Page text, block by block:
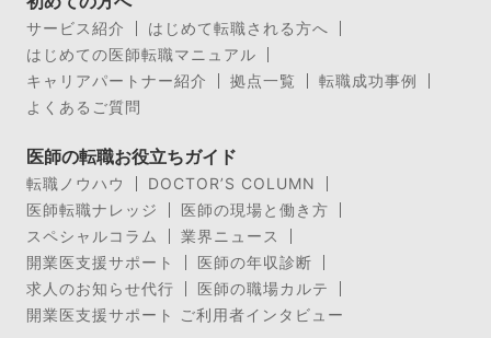
サービス紹介
はじめて転職される方へ
はじめての医師転職マニュアル
キャリアパートナー紹介
拠点一覧
転職成功事例
よくあるご質問
医師の転職お役立ちガイド
転職ノウハウ
DOCTOR’S COLUMN
医師転職ナレッジ
医師の現場と働き方
スペシャルコラム
業界ニュース
開業医支援サポート
医師の年収診断
求人のお知らせ代行
医師の職場カルテ
開業医支援サポート ご利用者インタビュー